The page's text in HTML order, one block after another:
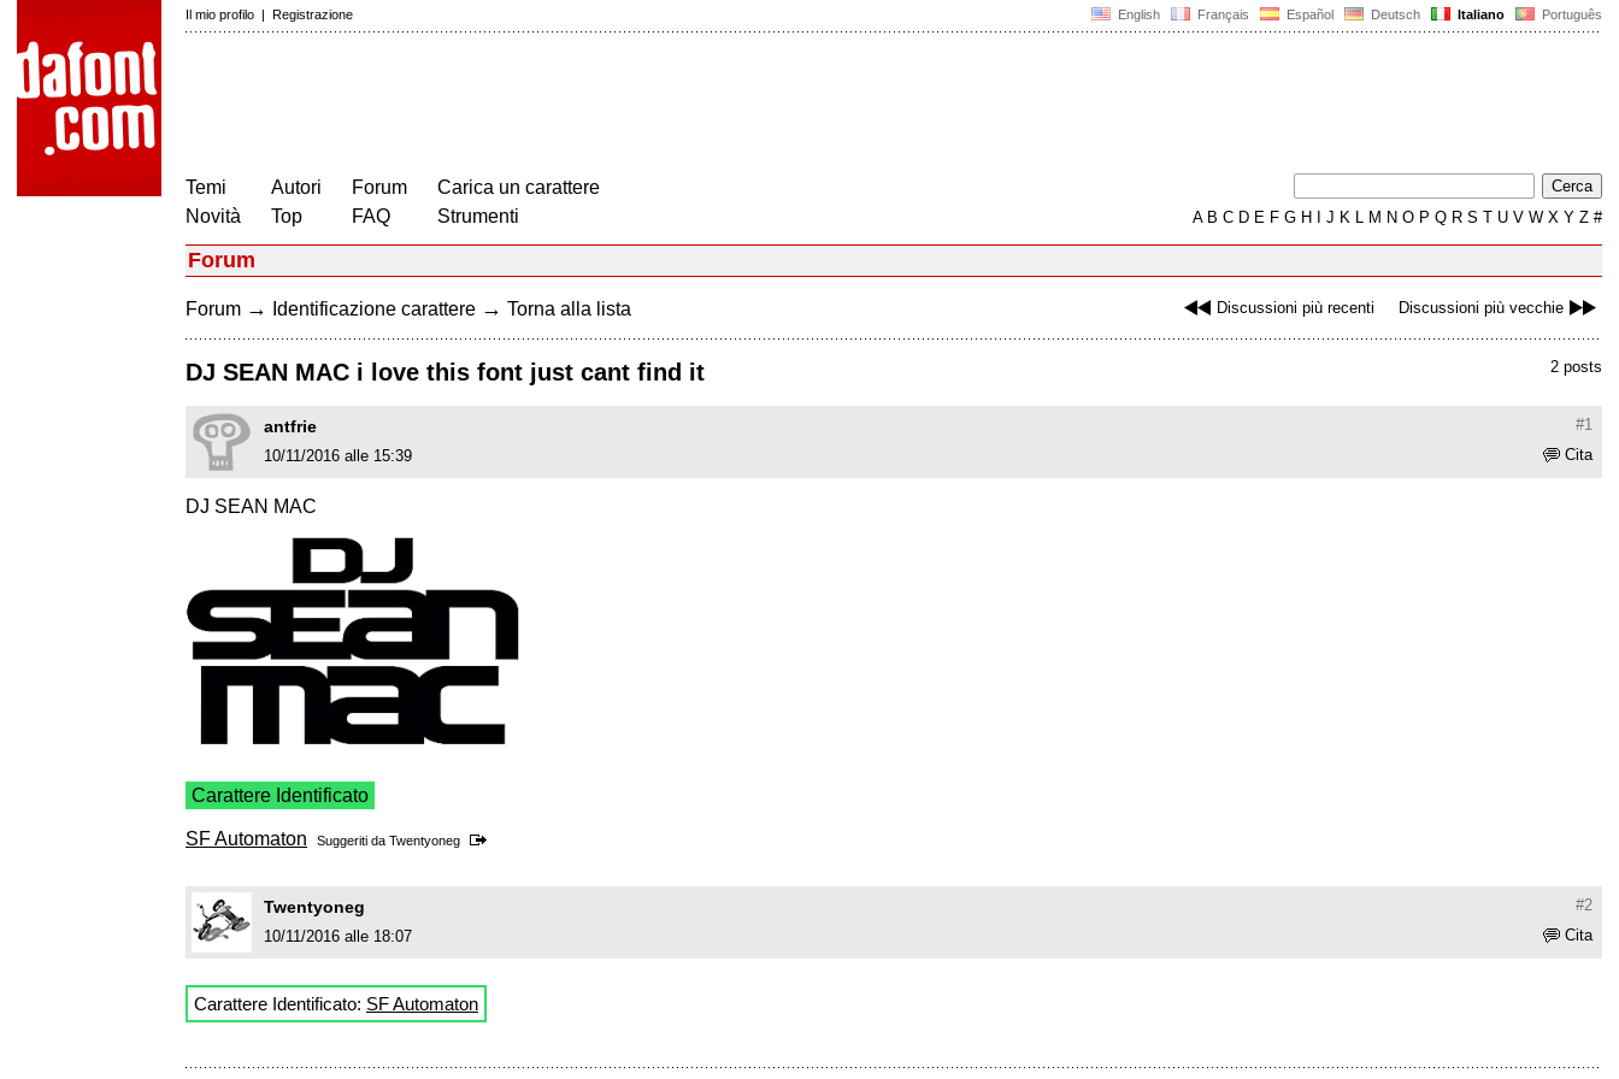
English Français Español Deutsch Italiano Português
Il mio profilo | Registrazione
Temi
Novità
Autori
Top
Forum
FAQ
Carica un carattere
Strumenti
AB C D E F G H J K L M N O P Q R S T U V W X Y Z #
Forum
Discussioni più recenti Discussioni più vecchie
Forum → Identificazione carattere → Torna alla lista
2 posts
DJ SEAN MAC i love this font just cant find it
#1
antfrie
Cita
10/11/2016 alle 15:39
DJ SEAN MAC
Carattere Identificato
SF Automaton Suggeriti da Twentyoneg
#2
Twentyoneg
Cita
10/11/2016 alle 18:07
Carattere Identificato: SF Automaton